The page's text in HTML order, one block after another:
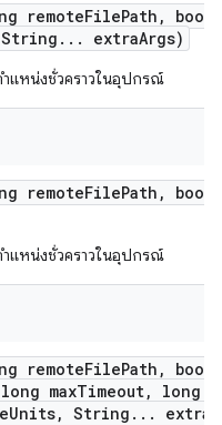
remoteFilePath ,
String . . . extraArgs)
แหน่งชั่วคราวในอุปกรณ์
remoteFilePath ,
แหน่งชั่วคราวในอุปกรณ์
remoteFilePath ,
long maxTimeout,
long
Units, String . . . extra